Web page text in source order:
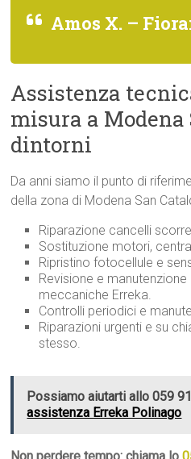
Amos X. –
Assistenza
misura a Modena
dintorni
Da anni siamo il punto di
della zona di Modena San
Riparazione cancelli
Sostituzione motori,
Ripristino fotocellule e
Revisione e
meccaniche Erreka.
Controlli periodici e
Riparazioni urgenti e su
stesso.
Possiamo aiutarti allo 059
assistenza Erreka Polinago